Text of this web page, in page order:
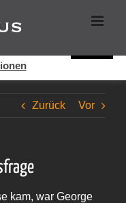
Zurück Vor
kam, war George
der Bereitstellung der
erklären Sie sich